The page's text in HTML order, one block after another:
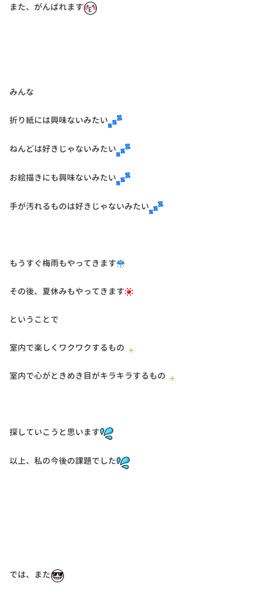
また、がんばれます
みんな
折り紙には興味ないみたい
ねんどは好きじゃないみたい
お絵描きにも興味ないみたい
手が汚れるものは好きじゃないみたい
もうすぐ梅雨もやってきます
その後、夏休みもやってきます
ということで
室内で楽しくワクワクするもの
室内で心がときめき目がキラキラするもの
探していこうと思います
以上、私の今後の課題でした
では、また